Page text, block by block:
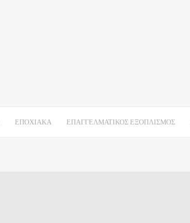
ΕΠΟΧΙΑΚΑ ΕΠΑΓΓΕΛΜΑΤΙΚΟΣ ΕΞΟΠΛΙΣΜΟΣ